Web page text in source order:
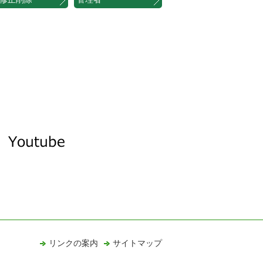
リンクの案内 サイトマップ